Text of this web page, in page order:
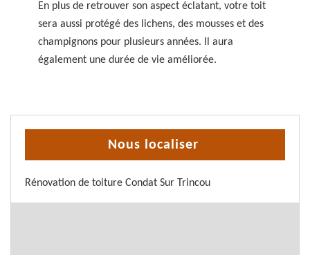
En plus de retrouver son aspect éclatant, votre toit
sera aussi protégé des lichens, des mousses et des
champignons pour plusieurs années. Il aura
également une durée de vie améliorée.
Nous localiser
Rénovation de toiture Condat Sur Trincou